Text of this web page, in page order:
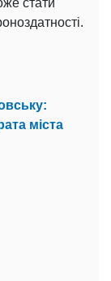
стати
міста